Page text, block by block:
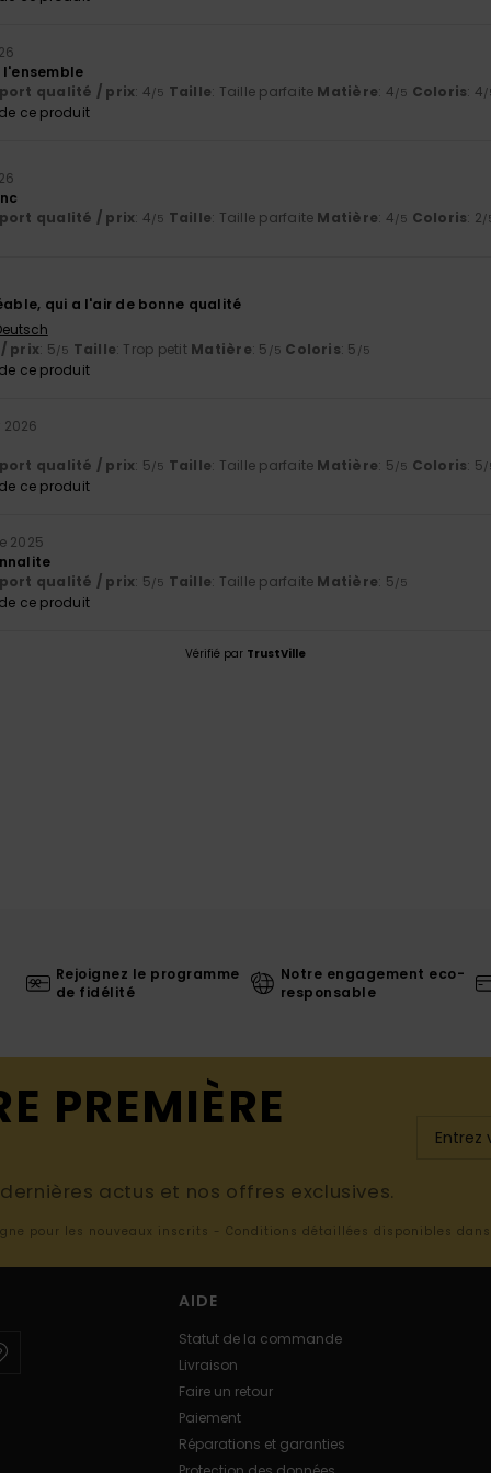
l'ensemble
qualité / prix: 4/5 Taille: Taille parfaite Matière: 4/5 Coloris: 4/
ce produit
qualité / prix: 4/5 Taille: Taille parfaite Matière: 4/5 Coloris: 2/
qui a l'air de bonne qualité
prix: 5/5 Taille: Trop petit Matière: 5 /5 Coloris: 5 /5
ce produit
2026
qualité / prix: 5/5 Taille: Taille parfaite Matière: 5/5 Coloris: 5/
ce produit
2025
qualité / prix: 5/5 Taille: Taille parfaite Matière: 5/5
ce produit
Vérifié par TrustVille
Rejoignez le programme
de fidélité
Notre engagement eco-
responsable
PREMIÈRE
actus et nos offres exclusives.
pour les nouveaux inscrits - Conditions détaillées disponibles
AIDE
Statut de la commande
Livraison
Faire un retour
Paiement
Réparations et garanties